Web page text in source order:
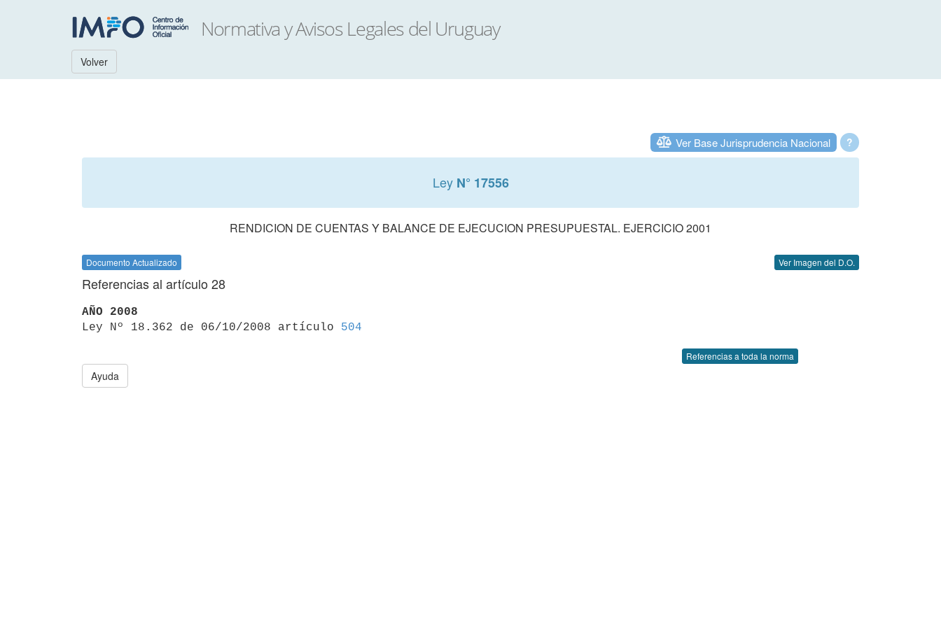
Volver
?
Ver Base Jurisprudencia Nacional
Ley N° 17556
RENDICION DE CUENTAS Y BALANCE DE EJECUCION PRESUPUESTAL. EJERCICIO 2001
Documento Actualizado Ver Imagen del D.O.
Referencias al artículo 28
AÑO 2008
Ley Nº 18.362 de 06/10/2008 artículo 504
Referencias a toda la norma
Ayuda